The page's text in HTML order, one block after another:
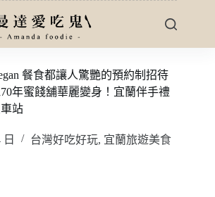
餐食都讓人驚艷的預約制招待
年蜜餞舖華麗變身！宜蘭伴手禮
站
台灣好吃好玩, 宜蘭旅遊美食